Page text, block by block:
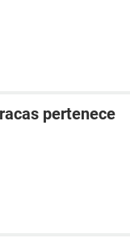
pertenece